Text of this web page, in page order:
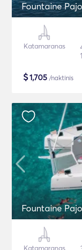
Fountaine
Katamaranas
$1,705 /naktinis
Fountaine
Katamaranas